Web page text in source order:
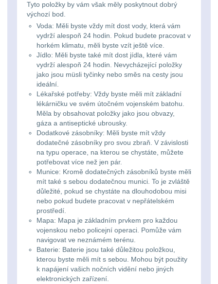
Karabiny a přezky
Kroužky, šňůrky,
koncovky25
Nášivky105
Samonavíjecí
držáky1
Zámky1
Nepromokavý potahy
a vaky18
Adaptéry32
Nože164
Taktická pera4
Láhve16
Tyto položky by vám však měly poskytnout dobrý
výchozí bod.
Voda: Měli byste vždy mít dost vody, která vám
vydrží alespoň 24 hodin. Pokud budete pracovat v
horkém klimatu, měli byste vzít ještě více.
Jídlo: Měli byste také mít dost jídla, které vám
vydrží alespoň 24 hodin. Nevycházející položky
jako jsou müsli tyčinky nebo směs na cesty jsou
ideální.
Lékařské potřeby: Vždy byste měli mít základní
lékárničku ve svém útočném vojenském batohu.
Měla by obsahovat položky jako jsou obvazy,
gáza a antiseptické ubrousky.
Dodatkové zásobníky: Měli byste mít vždy
dodatečné zásobníky pro svou zbraň. V závislosti
na typu operace, na kterou se chystáte, můžete
potřebovat více než jen pár.
Munice: Kromě dodatečných zásobníků byste měli
mít také s sebou dodatečnou munici. To je zvláště
důležité, pokud se chystáte na dlouhodobou misi
nebo pokud budete pracovat v nepřátelském
prostředí.
Mapa: Mapa je základním prvkem pro každou
vojenskou nebo policejní operaci. Pomůže vám
navigovat ve neznámém terénu.
Baterie: Baterie jsou také důležitou položkou,
kterou byste měli mít s sebou. Mohou být použity
k napájení vašich nočních vidění nebo jiných
elektronických zařízení.